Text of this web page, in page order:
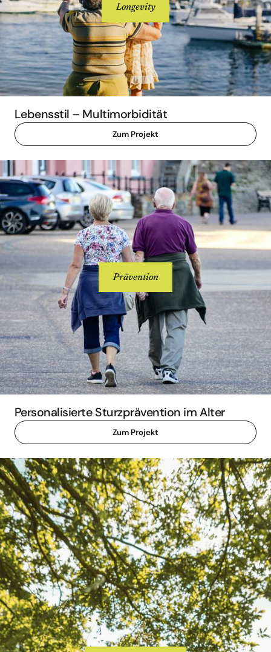
Longevity
Lebensstil – Multimorbidität
Zum Projekt
Prävention
Personalisierte Sturzprävention im Alter
Zum Projekt